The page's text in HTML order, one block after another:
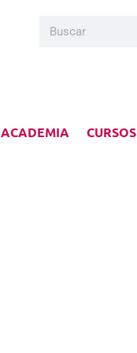
ACADEMIA CURSOS